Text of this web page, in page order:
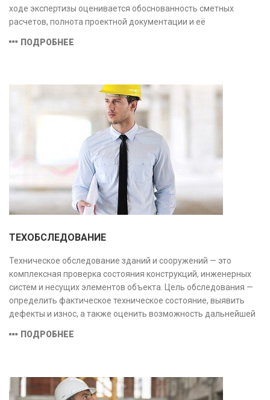
ходе экспертизы оценивается обоснованность сметных
расчетов, полнота проектной документации и её
предотвратить ошибки на этапе строительства и
ПОДРОБНЕЕ
ТЕХОБСЛЕДОВАНИЕ
Техническое обследование зданий и сооружений — это
комплексная проверка состояния конструкций, инженерных
систем и несущих элементов объекта. Цель обследования —
определить фактическое техническое состояние, выявить
дефекты и износ, а также оценить возможность дальнейшей
ПОДРОБНЕЕ